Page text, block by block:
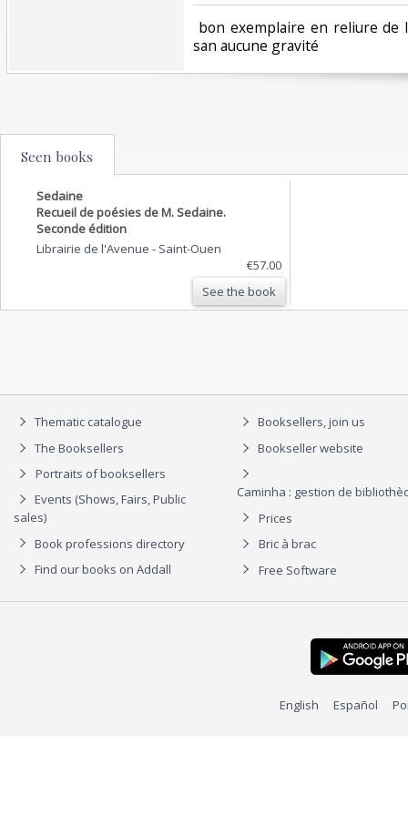
bon exemplaire en reliure de
san aucune gravité ‎
Seen books
Sedaine
Recueil de poésies de M. Sedaine.
Seconde édition
Librairie de l'Avenue - Saint-Ouen
€57.00
See the book
Thematic catalogue
The Booksellers
Portraits of booksellers
Events (Shows, Fairs, Public
sales)
Book professions directory
Find our books on Addall
Booksellers, join us
Bookseller website
Caminha : gestion de
Prices
Bric à brac
Free Software
English Español